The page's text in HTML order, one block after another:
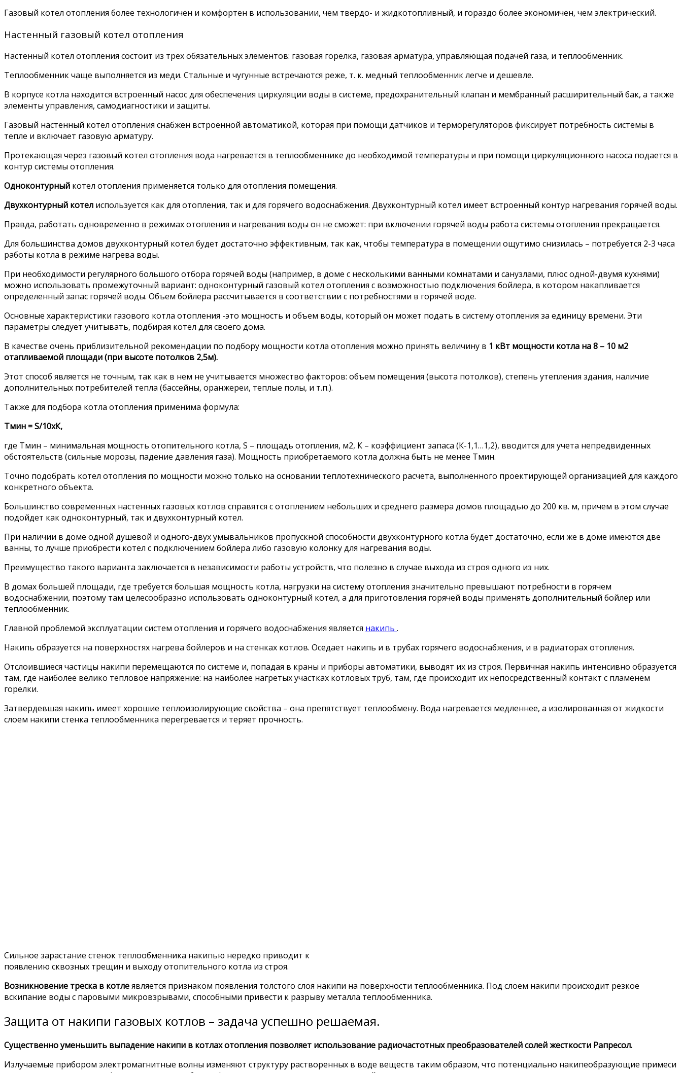
Газовый котел отопления более технологичен и комфортен в использовании, чем твердо- и жидкотопливный, и гораздо более экономичен, чем электрический.
Настенный газовый котел отопления
Настенный котел отопления состоит из трех обязательных элементов: газовая горелка, газовая арматура, управляющая подачей газа, и теплообменник.
Теплообменник чаще выполняется из меди. Стальные и чугунные встречаются реже, т. к. медный теплообменник легче и дешевле.
В корпусе котла находится встроенный насос для обеспечения циркуляции воды в системе, предохранительный клапан и мембранный расширительный бак, а также
элементы управления, самодиагностики и защиты.
Газовый настенный котел отопления снабжен встроенной автоматикой, которая при помощи датчиков и терморегуляторов фиксирует потребность системы в
тепле и включает газовую арматуру.
Протекающая через газовый котел отопления вода нагревается в теплообменнике до необходимой температуры и при помощи циркуляционного насоса подается в
контур системы отопления.
Одноконтурный котел отопления применяется только для отопления помещения.
Двухконтурный котел используется как для отопления, так и для горячего водоснабжения. Двухконтурный котел имеет встроенный контур нагревания горячей воды.
Правда, работать одновременно в режимах отопления и нагревания воды он не сможет: при включении горячей воды работа системы отопления прекращается.
Для большинства домов двухконтурный котел будет достаточно эффективным, так как, чтобы температура в помещении ощутимо снизилась – потребуется 2-3 часа
работы котла в режиме нагрева воды.
При необходимости регулярного большого отбора горячей воды (например, в доме с несколькими ванными комнатами и санузлами, плюс одной-двумя кухнями)
можно использовать промежуточный вариант: одноконтурный газовый котел отопления с возможностью подключения бойлера, в котором накапливается
определенный запас горячей воды. Объем бойлера рассчитывается в соответствии с потребностями в горячей воде.
Основные характеристики газового котла отопления -это мощность и объем воды, который он может подать в систему отопления за единицу времени. Эти
параметры следует учитывать, подбирая котел для своего дома.
В качестве очень приблизительной рекомендации по подбору мощности котла отопления можно принять величину в 1 кВт мощности котла на 8 – 10 м2
отапливаемой площади (при высоте потолков 2,5м).
Этот способ является не точным, так как в нем не учитывается множество факторов: объем помещения (высота потолков), степень утепления здания, наличие
дополнительных потребителей тепла (бассейны, оранжереи, теплые полы, и т.п.).
Также для подбора котла отопления применима формула:
Тмин = S/10хК,
где Тмин – минимальная мощность отопительного котла, S – площадь отопления, м2, К – коэффициент запаса (К-1,1…1,2), вводится для учета непредвиденных
обстоятельств (сильные морозы, падение давления газа). Мощность приобретаемого котла должна быть не менее Тмин.
Точно подобрать котел отопления по мощности можно только на основании теплотехнического расчета, выполненного проектирующей организацией для каждого
конкретного объекта.
Большинство современных настенных газовых котлов справятся с отоплением небольших и среднего размера домов площадью до 200 кв. м, причем в этом случае
подойдет как одноконтурный, так и двухконтурный котел.
При наличии в доме одной душевой и одного-двух умывальников пропускной способности двухконтурного котла будет достаточно, если же в доме имеются две
ванны, то лучше приобрести котел с подключением бойлера либо газовую колонку для нагревания воды.
Преимущество такого варианта заключается в независимости работы устройств, что полезно в случае выхода из строя одного из них.
В домах большей площади, где требуется большая мощность котла, нагрузки на систему отопления значительно превышают потребности в горячем
водоснабжении, поэтому там целесообразно использовать одноконтурный котел, а для приготовления горячей воды применять дополнительный бойлер или
теплообменник.
Главной проблемой эксплуатации систем отопления и горячего водоснабжения является накипь .
Накипь образуется на поверхностях нагрева бойлеров и на стенках котлов. Оседает накипь и в трубах горячего водоснабжения, и в радиаторах отопления.
Отслоившиеся частицы накипи перемещаются по системе и, попадая в краны и приборы автоматики, выводят их из строя. Первичная накипь интенсивно образуется
там, где наиболее велико тепловое напряжение: на наиболее нагретых участках котловых труб, там, где происходит их непосредственный контакт с пламенем
горелки.
Затвердевшая накипь имеет хорошие теплоизолирующие свойства – она препятствует теплообмену. Вода нагревается медленнее, а изолированная от жидкости
слоем накипи стенка теплообменника перегревается и теряет прочность.
Сильное зарастание стенок теплообменника накипью нередко приводит к
появлению сквозных трещин и выходу отопительного котла из строя.
Возникновение треска в котлеявляется признаком появления толстого слоя накипи на поверхности теплообменника. Под слоем накипи происходит резкое
вскипание воды с паровыми микровзрывами, способными привести к разрыву металла теплообменника.
Защита от накипи газовых котлов – задача успешно решаемая.
Существенно уменьшить выпадение накипи в котлах отопления позволяет использование радиочастотных преобразователей солей жесткости Рапресол.
Излучаемые прибором электромагнитные волны изменяют структуру растворенных в воде веществ таким образом, что потенциально накипеобразующие примеси